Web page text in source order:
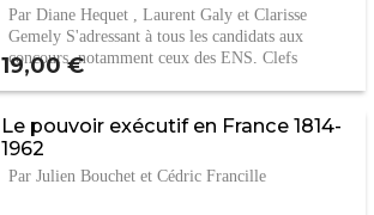
Par Diane Hequet , Laurent Galy et Clarisse
Gemely S'adressant à tous les candidats aux
concours, notamment ceux des ENS, Clefs
concours…
Prix
19,00 €
Le pouvoir exécutif en France 1814-
1962
Par Julien Bouchet et Cédric Francille